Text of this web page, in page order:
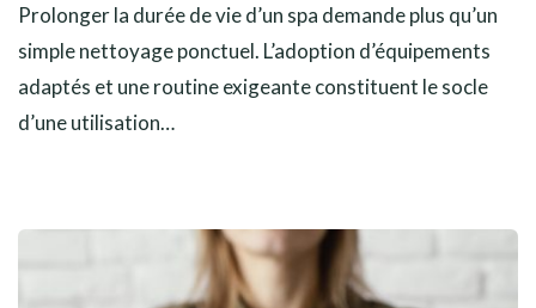
Prolonger la durée de vie d’un spa demande plus qu’un
simple nettoyage ponctuel. L’adoption d’équipements
adaptés et une routine exigeante constituent le socle
d’une utilisation…